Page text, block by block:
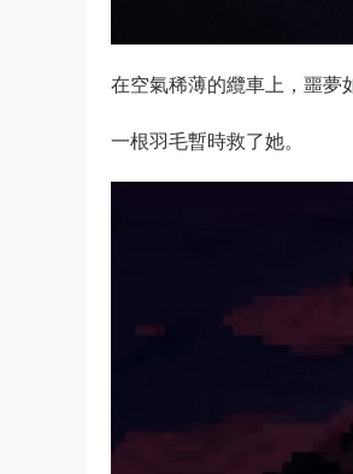
在空氣稀薄的纜車上，噩夢
一根羽毛暫時救了她。